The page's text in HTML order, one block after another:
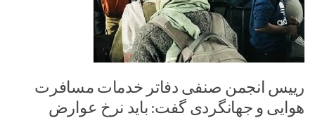
رییس انجمن صنفی دفاتر خدمات مسافرت
هوایی و جهانگردی گفت: باید نرخ عوارض